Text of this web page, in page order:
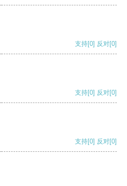
支持[0] 反对[0]
支持[0] 反对[0]
支持[0] 反对[0]